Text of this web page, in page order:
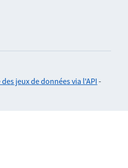
jeux de données via l'API -